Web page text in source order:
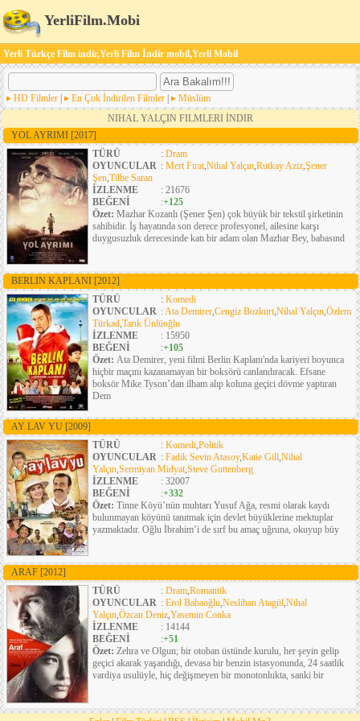
YerliFilm.Mobi
Yerli Türkçe Film indir,Yerli Film İndir mobil,Yerli Mobil
HD Filmler En Çok İndirilen Filmler
Müslüm
NIHAL YALÇIN FILMLERI İNDIR
YOL AYRIMI [2017]
TÜRÜ
: Dram
OYUNCULAR : Mert Fırat,Nihal Yalçın,Rutkay Aziz,Şener
Şen,Tilbe Saran
İZLENME
: 21676
BEĞENİ
:+125
Özet: Mazhar Kozanlı (Şener Şen) çok büyük bir tekstil şirketinin
sahibidir. İş hayatında son derece profesyonel, ailesine karşı
duygusuzluk derecesinde katı bir adam olan Mazhar Bey, babasınd
BERLIN KAPLANI [2012]
TÜRÜ
: Komedi
OYUNCULAR :Ata Demirer,Cengiz Bozkurt,Nihal Yalçın,Özlem
Türkad,Tarık Ünlüoğlu
İZLENME
: 15950
BEĞENİ
:+105
Özet: Ata Demirer, yeni filmi Berlin Kaplanı'nda kariyeri boyunca
hiçbir maçını kazanamayan bir boksörü canlandıracak. Efsane
boksör Mike Tyson’dan ilham alıp koluna geçici dövme yaptıran
Dem
AY LAV YU [2009]
TÜRÜ
: Komedi,Politik
OYUNCULAR : Fadik Sevin Atasoy,Katie Gill,Nihal
Yalçın,Sermiyan Midyat,Steve Guttenberg
İZLENME
: 32007
BEĞENİ
:+332
Özet: Tinne Köyü’nün muhtarı Yusuf Ağa, resmi olarak kaydı
bulunmayan köyünü tanıtmak için devlet büyüklerine mektuplar
yazmaktadır. Oğlu İbrahim’i de sırf bu amaç uğruna, okuyup büy
ARAF [2012]
TÜRÜ
: Dram,Romantik
OYUNCULAR : Erol Babaoğlu,Neslihan Atagül,Nihal
Yalçın,Özcan Deniz,Yasemin Conka
İZLENME
: 14144
BEĞENİ
:+51
Özet: Zehra ve Olgun; bir otoban üstünde kurulu, her şeyin gelip
geçici akarak yaşandığı, devasa bir benzin istasyonunda, 24 saatlik
vardiya usulüyle, hiç değişmeyen bir monotonlukta, sanki bir